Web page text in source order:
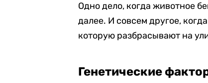
Одно дело, когда животное
далее. И совсем другое,
которую разбрасывают на
Генетические